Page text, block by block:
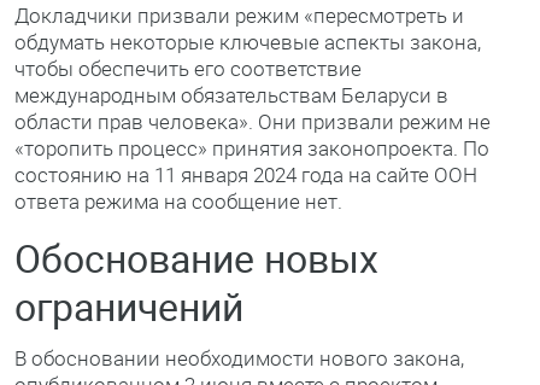
Докладчики призвали режим «пересмотреть и
обдумать некоторые ключевые аспекты закона,
чтобы обеспечить его соответствие
международным обязательствам Беларуси в
области прав человека». Они призвали режим не
«торопить процесс» принятия законопроекта. По
состоянию на 11 января 2024 года на сайте ООН
ответа режима на сообщение нет.
Обоснование новых
ограничений
В обосновании необходимости нового закона,